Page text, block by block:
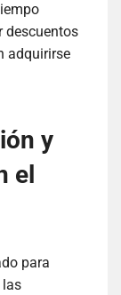
descuentos
adquirirse
y
el
para
las